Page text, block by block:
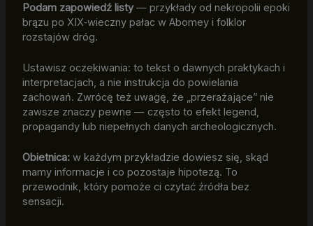
Podam zapowiedź listy— przykłady od nekropolii epoki
brązu po XIX‑wieczny pałac w Abomey i folklor
rozstajów dróg.
Ustawisz oczekiwania: to tekst o dawnych praktykach i
interpretacjach, a nie instrukcja do powielania
zachowań. Zwrócę też uwagę, że „przerażające” nie
zawsze znaczy pewne — często to efekt legend,
propagandy lub niepełnych danych archeologicznych.
Obietnica:w każdym przykładzie dowiesz się, skąd
mamy informacje i co pozostaje hipotezą. To
przewodnik, który pomoże ci czytać źródła bez
sensacji.